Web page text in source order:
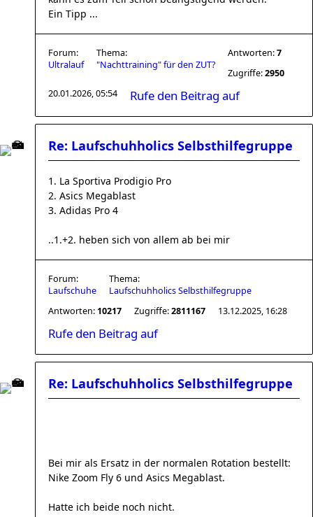
Ein Tipp ...
Forum:
Ultralauf
Thema:
"Nachttraining" für den ZUT?
Antworten:7
Zugriffe:2950
20.01.2026, 05:54
Rufe den Beitrag auf
Re: Laufschuhholics Selbsthilfegruppe
1. La Sportiva Prodigio Pro
2. Asics Megablast
3. Adidas Pro 4
..1.+2. heben sich von allem ab bei mir
Forum:
Laufschuhe
Thema:
Laufschuhholics Selbsthilfegruppe
Antworten: 10217 Zugriffe:2811167 13.12.2025, 16:28
Rufe den Beitrag auf
Re: Laufschuhholics Selbsthilfegruppe
Bei mir als Ersatz in der normalen Rotation bestellt:
Nike Zoom Fly 6 und Asics Megablast.
Hatte ich beide noch nicht.